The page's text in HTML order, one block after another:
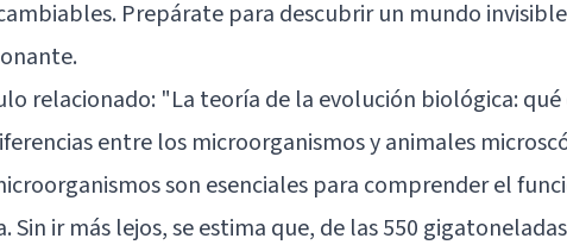
Prepárate para descubrir un mundo
relacionado: "La teoría de la evolución biológica: qué
entre los microorganismos y animales
son esenciales para comprender el
Sin ir más lejos, se estima que, de las 550